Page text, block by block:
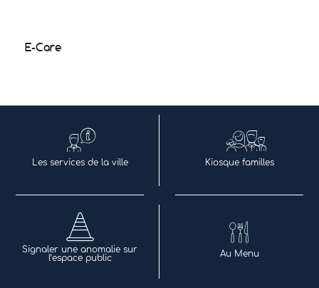
E-Care
Les services de la ville Kiosque familles
Signaler une anomalie sur
l’espace public
Au Menu